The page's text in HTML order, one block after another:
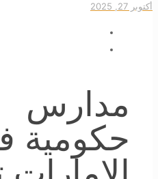
أكتوبر 27, 2025
مدارس
حكومية